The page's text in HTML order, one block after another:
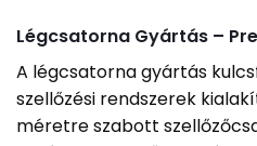
Légcsatorna Gyártás –
A légcsatorna gyártás
szellőzési rendszerek
méretre szabott